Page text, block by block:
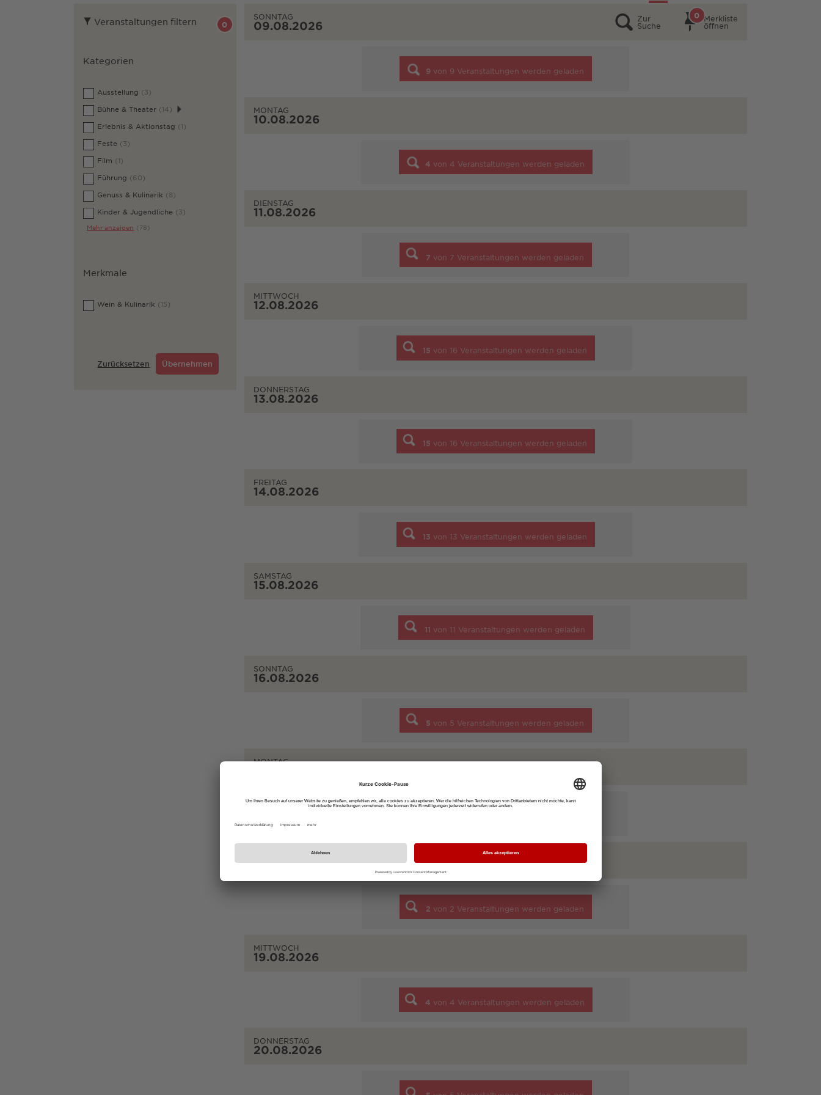
Veranstaltungen filtern 0
Kategorien
Ausstellung (3)
Bühne & Theater (14)
Erlebnis & Aktionstag (1)
Feste (3)
Film (1)
Führung (60)
Genuss & Kulinarik (8)
Kinder & Jugendliche (3)
Mehr anzeigen (78)
Merkmale
Wein & Kulinarik (15)
Zurücksetzen Übernehmen
Zur
Suche
Merkliste
öffnen
0
SONNTAG
09.08.2026
9 von 9 Veranstaltungen werden geladen
MONTAG
10.08.2026
4 von 4 Veranstaltungen werden geladen
DIENSTAG
11.08.2026
7 von 7 Veranstaltungen werden geladen
MITTWOCH
12.08.2026
15 von 16 Veranstaltungen werden geladen
DONNERSTAG
13.08.2026
15 von 16 Veranstaltungen werden geladen
FREITAG
14.08.2026
13 von 13 Veranstaltungen werden geladen
SAMSTAG
15.08.2026
11 von 11 Veranstaltungen werden geladen
SONNTAG
16.08.2026
5 von 5 Veranstaltungen werden geladen
MONTAG
18.08.2026
2 von 2 Veranstaltungen werden geladen
MITTWOCH
19.08.2026
4 von 4 Veranstaltungen werden geladen
DONNERSTAG
20.08.2026